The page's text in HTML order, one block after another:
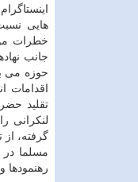
هایی
خطرات
جانب
حوزه می
اقدامات
تقلید
لنكرانی
گرفته،
مسلما
رهنمودها